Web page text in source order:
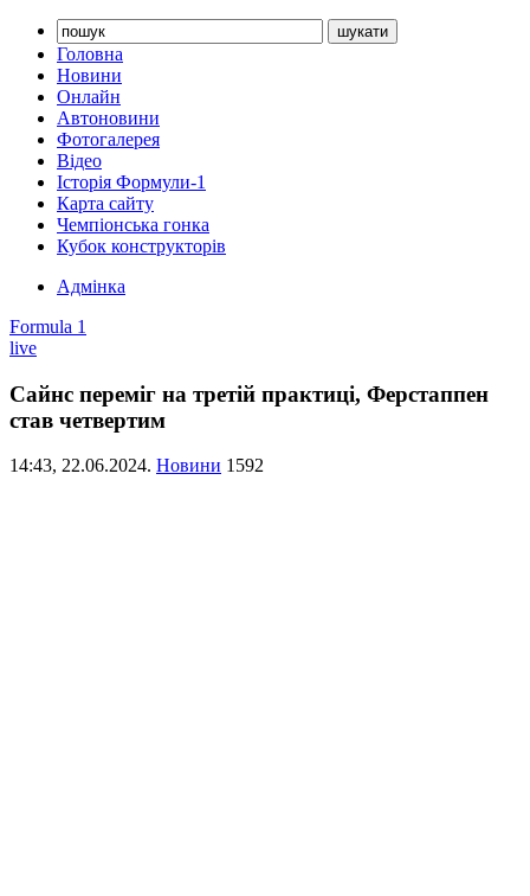
Головна
Новини
Онлайн
Автоновини
Фотогалерея
Відео
Історія Формули-1
Карта сайту
Чемпіонська гонка
Кубок конструкторів
Адмінка
Formula 1
live
Сайнс переміг на третій практиці, Ферстаппен
став четвертим
14:43, 22.06.2024. Новини 1592